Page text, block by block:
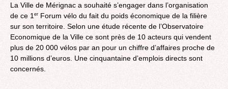
La Ville de Mérignac a souhaité s’engager dans l’organisation
de ce 1 er Forum vélo du fait du poids économique de la filière
sur son territoire. Selon une étude récente de l’Observatoire
Economique de la Ville ce sont près de 10 acteurs qui vendent
plus de 20 000 vélos par an pour un chiffre d’affaires proche de
10 millions d’euros. Une cinquantaine d’emplois directs sont
concernés.